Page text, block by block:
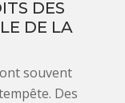
DES
DE LA
souvent
Des